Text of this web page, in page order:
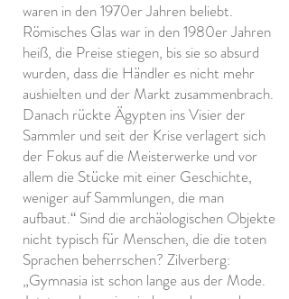
waren in den 1970er Jahren beliebt.
Römisches Glas war in den 1980er Jahren
heiß, die Preise stiegen, bis sie so absurd
wurden, dass die Händler es nicht mehr
aushielten und der Markt zusammenbrach.
Danach rückte Ägypten ins Visier der
Sammler und seit der Krise verlagert sich
der Fokus auf die Meisterwerke und vor
allem die Stücke mit einer Geschichte,
weniger auf Sammlungen, die man
aufbaut.“ Sind die archäologischen Objekte
nicht typisch für Menschen, die die toten
Sprachen beherrschen? Zilverberg:
„Gymnasia ist schon lange aus der Mode.